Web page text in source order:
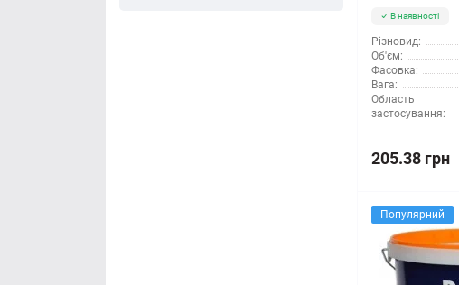
В наявності
Різновид:
Об'єм:
Фасовка:
Вага:
Область
застосування:
205.38 грн
Популярний